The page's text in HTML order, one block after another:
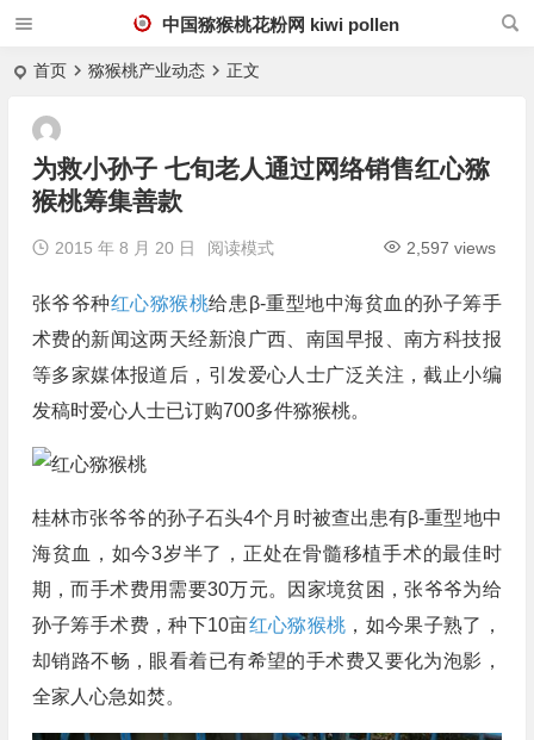
中国猕猴桃花粉网 kiwi pollen
首页 猕猴桃产业动态 正文
为救小孙子 七旬老人通过网络销售红心猕
猴桃筹集善款
2015 年 8 月 20 日 2,597 views
阅读模式
张爷爷种红心猕猴桃给患β-重型地中海贫血的孙子筹手
术费的新闻这两天经新浪广西、南国早报、南方科技报
等多家媒体报道后，引发爱心人士广泛关注，截止小编
发稿时爱心人士已订购700多件猕猴桃。
桂林市张爷爷的孙子石头4个月时被查出患有β-重型地中
海贫血，如今3岁半了，正处在骨髓移植手术的最佳时
期，而手术费用需要30万元。因家境贫困，张爷爷为给
孙子筹手术费，种下10亩红心猕猴桃 ，如今果子熟了，
却销路不畅，眼看着已有希望的手术费又要化为泡影，
全家人心急如焚。